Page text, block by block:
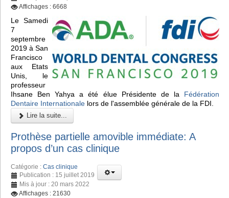
Affichages : 6668
Le Samedi
7
septembre
2019 à San
Francisco
aux Etats
Unis, le
professeur
Ihsane Ben Yahya a été élue Présidente de la Fédération
Dentaire Internationale lors de l'assemblée générale de la FDI.
Lire la suite...
Prothèse partielle amovible immédiate: A
propos d’un cas clinique
Catégorie : Cas clinique
Publication : 15 juillet 2019
Mis à jour : 20 mars 2022
Affichages : 21630